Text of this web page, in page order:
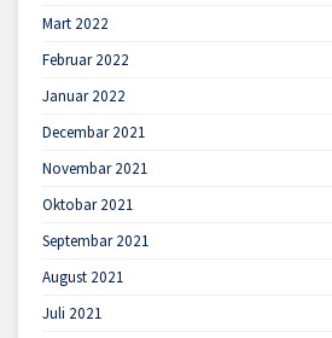
Mart 2022
Februar 2022
Januar 2022
Decembar 2021
Novembar 2021
Oktobar 2021
Septembar 2021
August 2021
Juli 2021